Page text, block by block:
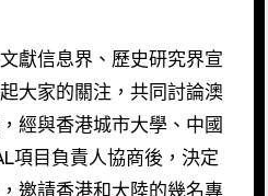
獻信息界、歷史研究界宣
大家的關注，共同討論澳
經與香港城市大學、中國
項目負責人協商後，決定
邀請香港和大陸的幾名專